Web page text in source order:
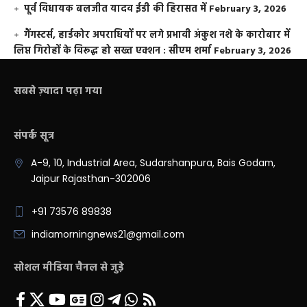
पूर्व विधायक बलजीत यादव ईडी की हिरासत में February 3, 2026
गैंगस्टर्स, हार्डकोर अपराधियों पर लगे प्रभावी अंकुश नशे के कारोबार में
लिप्त गिरोहों के विरूद्ध हो सख्त एक्शन : सीएम शर्मा February 3, 2026
सबसे ज़्यादा पढ़ा गया
संपर्क सूत्र
A-9, 10, Industrial Area, Sudarshanpura, Bais Godam,
Jaipur Rajasthan-302006
+91 73576 89838
indiamorningnews21@gmail.com
सोशल मीडिया चैनल से जुड़े